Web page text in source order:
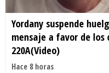
Yordany suspende
mensaje a favor de los
220A(Video)
Hace 8 horas